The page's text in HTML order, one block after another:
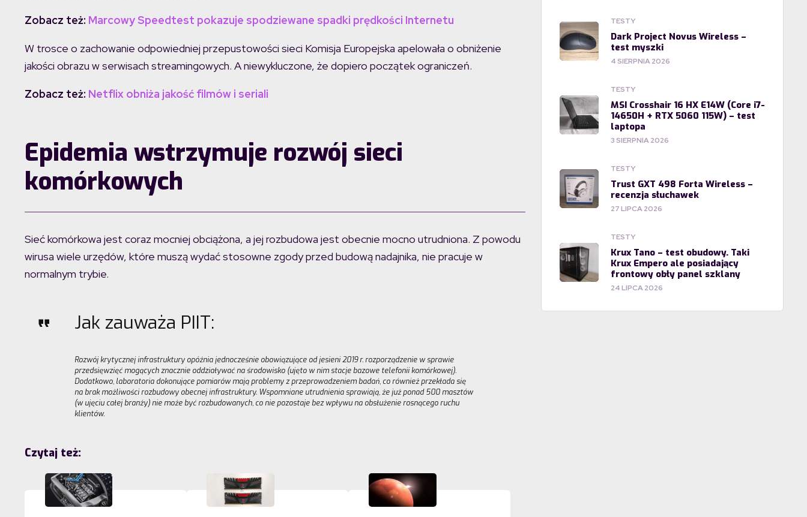
Zobacz też: Marcowy Speedtest pokazuje spodziewane spadki prędkości Internetu
W trosce o zachowanie odpowiedniej przepustowości sieci Komisja Europejska apelowała o obniżenie
jakości obrazu w serwisach streamingowych. A niewykluczone, że dopiero początek ograniczeń.
Zobacz też: Netflix obniża jakość filmów i seriali
Epidemia wstrzymuje rozwój sieci
komórkowych
Sieć komórkowa jest coraz mocniej obciążona, a jej rozbudowa jest obecnie mocno utrudniona. Z powodu
wirusa wiele urzędów, które muszą wydać stosowne zgody przed budową nadajnika, nie pracuje w
normalnym trybie.
Jak zauważa PIIT:
Rozwój krytycznej infrastruktury opóźnia jednocześnie obowiązujące od jesieni 2019 r. rozporządzenie w sprawie
przedsięwzięć mogących znacznie oddziaływać na środowisko (ujęto w nim stacje bazowe telefonii komórkowej).
Dodatkowo, laboratoria dokonujące pomiarów mają problemy z przeprowadzeniem badań, co również przekłada się
na brak możliwości rozbudowy obecnej infrastruktury. Wspomniane utrudnienia sprawiają, że już ponad 500 masztów
(w ujęciu całej branży) nie może być rozbudowanych, co nie pozostaje bez wpływu na obsłużenie rosnącego ruchu
klientów.
Czytaj też:
TESTY
Dark Project Novus Wireless –
test myszki
4 SIERPNIA 2026
TESTY
MSI Crosshair 16 HX E14W (Core i7-
14650H + RTX 5060 115W) – test
laptopa
3 SIERPNIA 2026
TESTY
Trust GXT 498 Forta Wireless –
recenzja słuchawek
27 LIPCA 2026
TESTY
Krux Tano – test obudowy. Taki
Krux Empero ale posiadający
frontowy obły panel szklany
24 LIPCA 2026